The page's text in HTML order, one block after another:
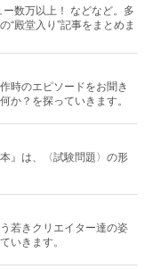
数万以上！ などなど。多
“殿堂入り”記事をまとめま
時のエピソードをお聞き
か？を探っていきます。
』は、〈試験問題〉の形
若きクリエイター達の姿
いきます。